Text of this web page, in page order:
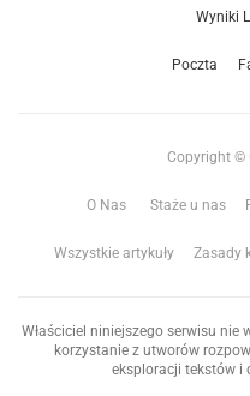
Wyniki
Poczta
Copyright ©
O Nas Staże u nas
Wszystkie artykuły Zasady
Właściciel niniejszego serwisu
korzystanie z utworów
eksploracji tekstów i